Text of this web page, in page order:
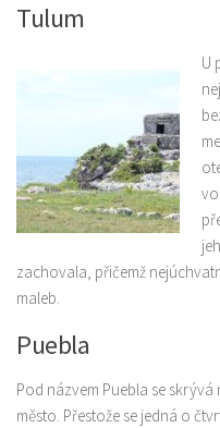
Tulum
U
zachovala, přičemž
maleb.
Puebla
Pod názvem Puebla se
město. Přestože se jedná o